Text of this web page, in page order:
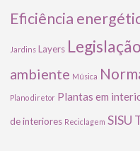
Eficiência
Jardins Layers Legislação
ambiente Música
Plano diretor Plantas em
de interiores Reciclagem SISU